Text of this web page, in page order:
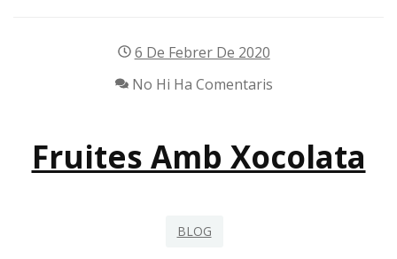
6 De Febrer De 2020
No Hi Ha Comentaris
Fruites Amb Xocolata
BLOG